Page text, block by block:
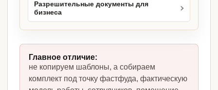
Разрешительные документы для
бизнеса
Главное отличие:
не копируем шаблоны, а собираем
комплект под точку фастфуда, фактическую